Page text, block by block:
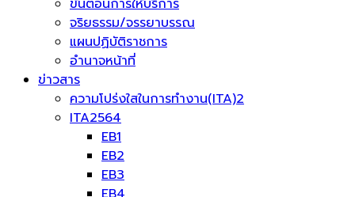
ขั้นตอนการให้บริการ
จริยธรรม/จรรยาบรรณ
แผนปฏิบัติราชการ
อำนาจหน้าที่
ข่าวสาร
ความโปร่งใสในการทำงาน(ITA)2
ITA2564
EB1
EB2
EB3